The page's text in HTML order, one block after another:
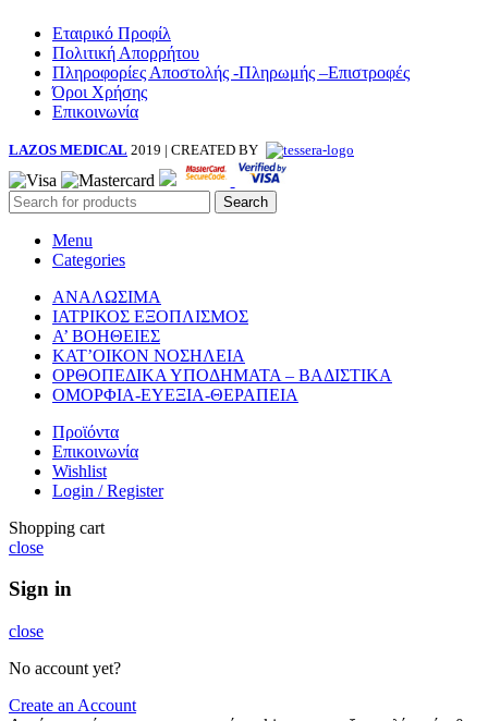
Εταιρικό Προφίλ
Πολιτική Απορρήτου
Πληροφορίες Αποστολής -Πληρωμής –Επιστροφές
Όροι Χρήσης
Επικοινωνία
LAZOS MEDICAL 2019 | CREATED BY
Search
Menu
Categories
ΑΝΑΛΩΣΙΜΑ
ΙΑΤΡΙΚΟΣ ΕΞΟΠΛΙΣΜΟΣ
Α’ ΒΟΗΘΕΙΕΣ
ΚΑΤ’ΟΙΚΟΝ ΝΟΣΗΛΕΙΑ
ΟΡΘΟΠΕΔΙΚΑ ΥΠΟΔΗΜΑΤΑ – ΒΑΔΙΣΤΙΚΑ
ΟΜΟΡΦΙΑ-ΕΥΕΞΙΑ-ΘΕΡΑΠΕΙΑ
Προϊόντα
Επικοινωνία
Wishlist
Login / Register
Shopping cart
close
Sign in
close
No account yet?
Create an Account